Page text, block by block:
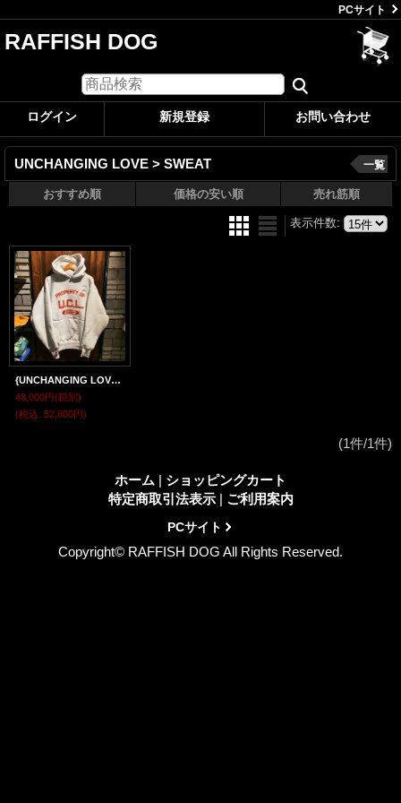
PCサイト
RAFFISH DOG
ログイン 新規登録 お問い合わせ
UNCHANGING LOVE > SWEAT 一覧
おすすめ順 価格の安い順 売れ筋順
表示件数:
{UNCHANGING LOVE CAMBER} "W FACE HOODIE"
48,000円(税別)
(税込: 52,800円)
(1件/1件)
ホーム | ショッピングカート
特定商取引法表示 | ご利用案内
PCサイト
Copyright© RAFFISH DOG All Rights Reserved.